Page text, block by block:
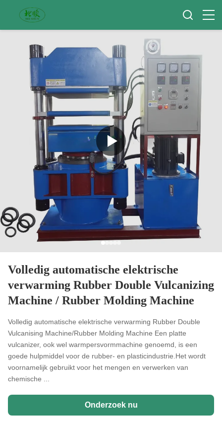
Volledig automatische elektrische
verwarming Rubber Double Vulcanizing
Machine / Rubber Molding Machine
Volledig automatische elektrische verwarming Rubber Double
Vulcanising Machine/Rubber Molding Machine Een platte
vulcanizer, ook wel warmpersvormmachine genoemd, is een
goede hulpmiddel voor de rubber- en plasticindustrie.Het wordt
voornamelijk gebruikt voor het mengen en verwerken van
chemische ...
Onderzoek nu